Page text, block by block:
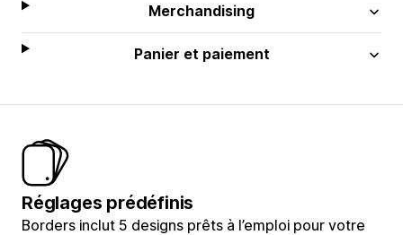
Merchandising
Panier et paiement
Réglages prédéfinis
Borders inclut 5 designs prêts à l’emploi pour votre